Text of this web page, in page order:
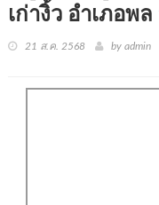
เก่างิ้ว อำเภอ
21 ส.ค. 2568 by admin